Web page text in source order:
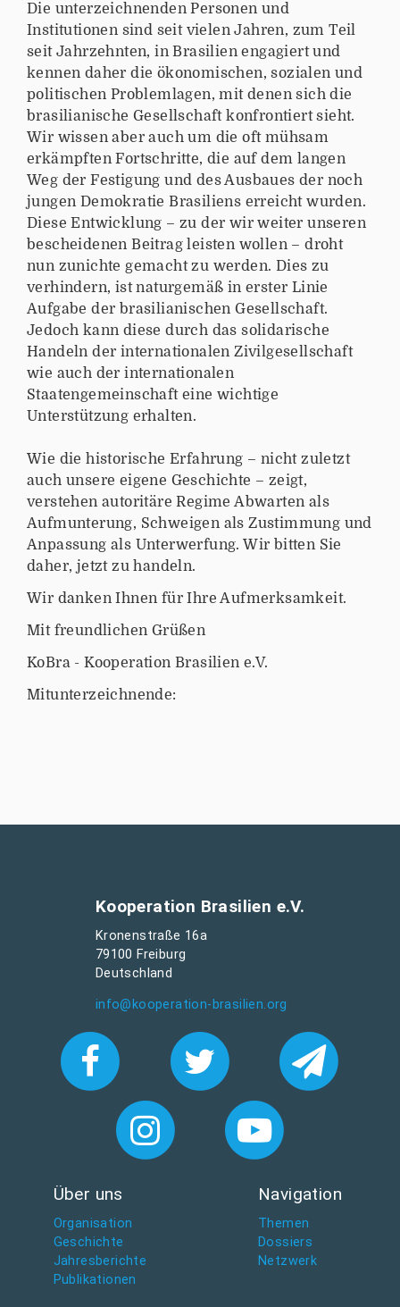
Die unterzeichnenden Personen und
Institutionen sind seit vielen Jahren, zum Teil
seit Jahrzehnten, in Brasilien engagiert und
kennen daher die ökonomischen, sozialen und
politischen Problemlagen, mit denen sich die
brasilianische Gesellschaft konfrontiert sieht.
Wir wissen aber auch um die oft mühsam
erkämpften Fortschritte, die auf dem langen
Weg der Festigung und des Ausbaues der noch
jungen Demokratie Brasiliens erreicht wurden.
Diese Entwicklung – zu der wir weiter unseren
bescheidenen Beitrag leisten wollen – droht
nun zunichte gemacht zu werden. Dies zu
verhindern, ist naturgemäß in erster Linie
Aufgabe der brasilianischen Gesellschaft.
Jedoch kann diese durch das solidarische
Handeln der internationalen Zivilgesellschaft
wie auch der internationalen
Staatengemeinschaft eine wichtige
Unterstützung erhalten.
Wie die historische Erfahrung – nicht zuletzt
auch unsere eigene Geschichte – zeigt,
verstehen autoritäre Regime Abwarten als
Aufmunterung, Schweigen als Zustimmung und
Anpassung als Unterwerfung. Wir bitten Sie
daher, jetzt zu handeln.
Wir danken Ihnen für Ihre Aufmerksamkeit.
Mit freundlichen Grüßen
KoBra - Kooperation Brasilien e.V.
Mitunterzeichnende:
Kooperation Brasilien e.V.
Kronenstraße 16a
79100 Freiburg
Deutschland
info@kooperation-brasilien.org
Über uns
Organisation
Geschichte
Jahresberichte
Publikationen
Navigation
Themen
Dossiers
Netzwerk